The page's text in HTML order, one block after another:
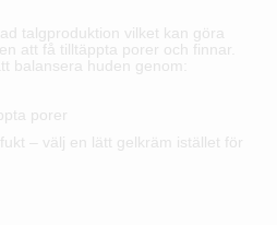
talgproduktion vilket kan göra
att få tilltäppta porer och finnar.
balansera huden genom:
porer
– välj en lätt gelkräm istället för